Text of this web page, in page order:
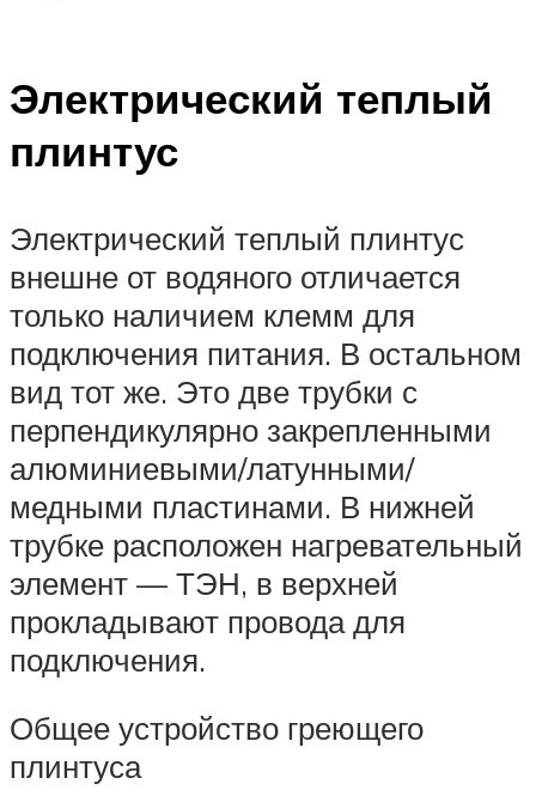
Электрический теплый
плинтус
Электрический теплый плинтус
внешне от водяного отличается
только наличием клемм для
подключения питания. В остальном
вид тот же. Это две трубки с
перпендикулярно закрепленными
алюминиевыми/латунными/
медными пластинами. В нижней
трубке расположен нагревательный
элемент — ТЭН, в верхней
прокладывают провода для
подключения.
Общее устройство греющего
плинтуса